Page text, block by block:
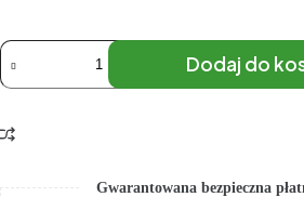
Dodaj do
Gwarantowana bezpieczna